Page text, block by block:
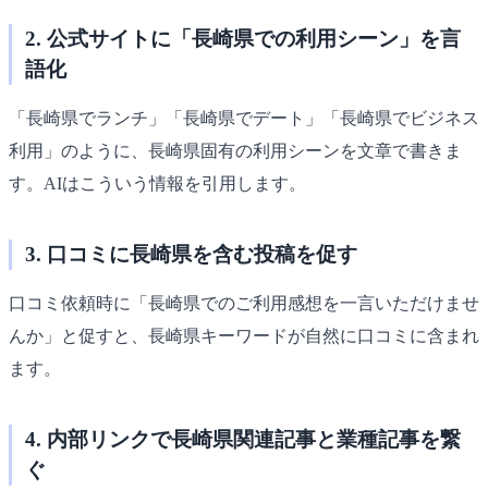
2. 公式サイトに「長崎県での利用シーン」を言
語化
「長崎県でランチ」「長崎県でデート」「長崎県でビジネス
利用」のように、長崎県固有の利用シーンを文章で書きま
す。AIはこういう情報を引用します。
3. 口コミに長崎県を含む投稿を促す
口コミ依頼時に「長崎県でのご利用感想を一言いただけませ
んか」と促すと、長崎県キーワードが自然に口コミに含まれ
ます。
4. 内部リンクで長崎県関連記事と業種記事を繋
ぐ